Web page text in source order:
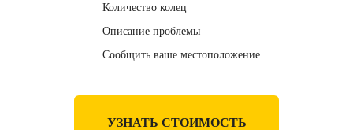
Количество колец
Описание проблемы
Сообщить ваше местоположение
УЗНАТЬ СТОИМОСТЬ